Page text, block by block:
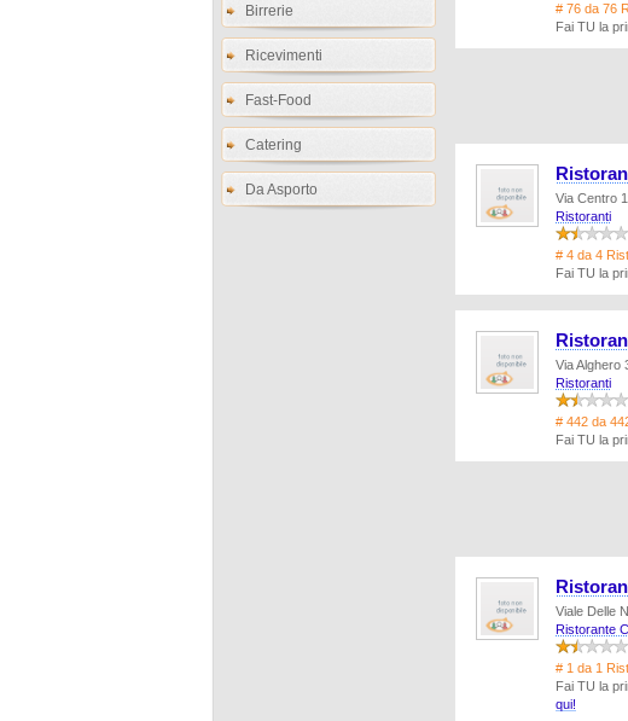
Birrerie
Ricevimenti
Fast-Food
Catering
Da Asporto
# 76 da 76
Fai TU la
Via Centro
Ristoranti
# 4 da 4
Fai TU la
Via Alghero
Ristoranti
# 442 da
Fai TU la
Viale Delle
Ristorante
# 1 da 1
Fai TU la
qui!